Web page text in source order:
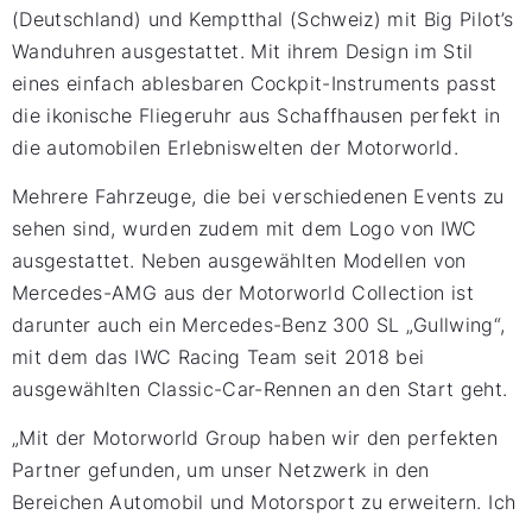
(Deutschland) und Kemptthal (Schweiz) mit Big Pilot’s
Wanduhren ausgestattet. Mit ihrem Design im Stil
eines einfach ablesbaren Cockpit-Instruments passt
die ikonische Fliegeruhr aus Schaffhausen perfekt in
die automobilen Erlebniswelten der Motorworld.
Mehrere Fahrzeuge, die bei verschiedenen Events zu
sehen sind, wurden zudem mit dem Logo von IWC
ausgestattet. Neben ausgewählten Modellen von
Mercedes-AMG aus der Motorworld Collection ist
darunter auch ein Mercedes-Benz 300 SL „Gullwing“,
mit dem das IWC Racing Team seit 2018 bei
ausgewählten Classic-Car-Rennen an den Start geht.
„Mit der Motorworld Group haben wir den perfekten
Partner gefunden, um unser Netzwerk in den
Bereichen Automobil und Motorsport zu erweitern. Ich